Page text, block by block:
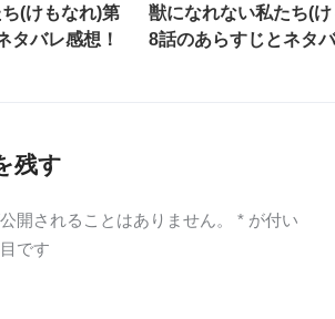
(けもなれ)第
タバレ感想！
獣になれない私たち(
8話のあらすじとネタ
残す
開されることはありません。 *が付い
です